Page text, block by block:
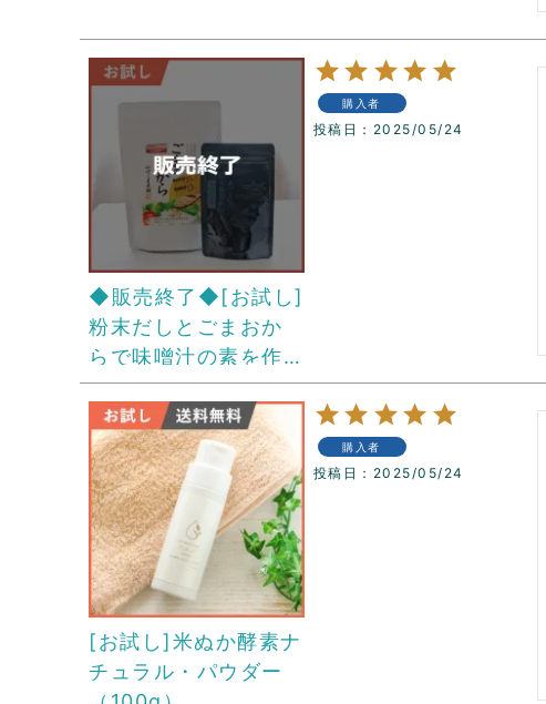
◆販売終了◆[お試し]
粉末だしとごまおか
らで味噌汁の素を作
るセット
購入者
投稿日 2025/05/24
[お試し]米ぬか酵素ナ
チュラル・パウダー
購入者
投稿日 2025/05/24